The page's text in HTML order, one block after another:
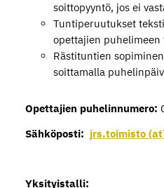
soittopyyntö, jos ei
Tuntiperuutukset
opettajien puhelimeen
Rästituntien
soittamalla
Opettajien puhelinnumero:
Sähköposti: jrs.toimisto
Yksityistalli: